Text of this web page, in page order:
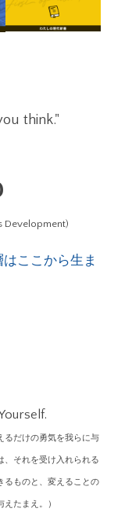
think."
Development)
ここから生ま
るだけの勇気を我らに与
、それを受け入れられる
るものと、変えることの
たまえ。）